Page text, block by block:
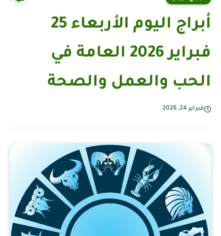
أبراج اليوم الأربعاء 25
فبراير 2026 العامة في
الحب والعمل والصحة
فبراير 24, 2026